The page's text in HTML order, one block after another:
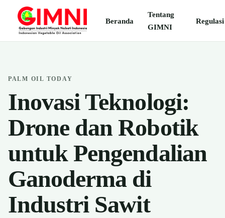
Beranda
Tentang
GIMNI
Regulasi
PALM OIL TODAY
Inovasi Teknologi:
Drone dan Robotik
untuk Pengendalian
Ganoderma di
Industri Sawit